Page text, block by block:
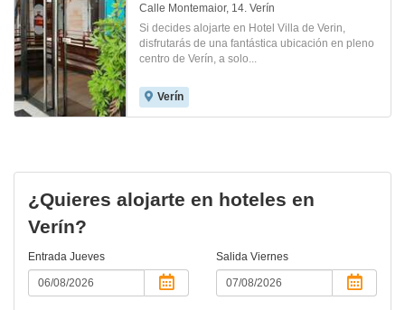
Calle Montemaior, 14. Verín
Si decides alojarte en Hotel Villa de Verin,
disfrutarás de una fantástica ubicación en pleno
centro de Verín, a solo...
Verín
¿Quieres alojarte en hoteles en
Verín?
Entrada Jueves Salida Viernes